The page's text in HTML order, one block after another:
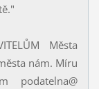
Města
nám. Míru
podatelna@